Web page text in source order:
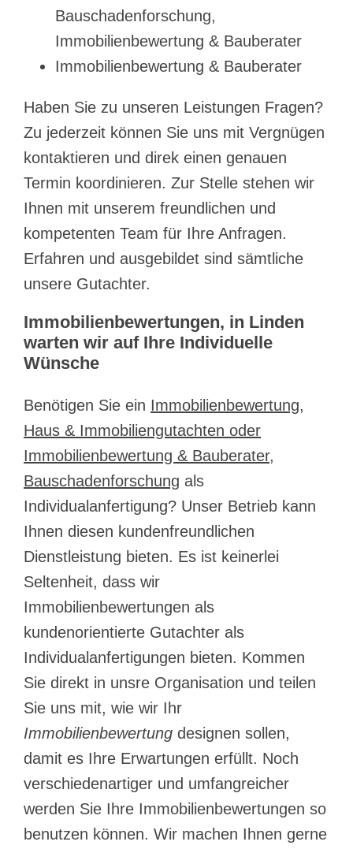
Bauschadenforschung,
Immobilienbewertung & Bauberater
Immobilienbewertung & Bauberater
Haben Sie zu unseren Leistungen Fragen?
Zu jederzeit können Sie uns mit Vergnügen
kontaktieren und direk einen genauen
Termin koordinieren. Zur Stelle stehen wir
Ihnen mit unserem freundlichen und
kompetenten Team für Ihre Anfragen.
Erfahren und ausgebildet sind sämtliche
unsere Gutachter.
Immobilienbewertungen, in Linden
warten wir auf Ihre Individuelle
Wünsche
Benötigen Sie ein Immobilienbewertung,
Haus & Immobiliengutachten oder
Immobilienbewertung & Bauberater,
Bauschadenforschung als
Individualanfertigung? Unser Betrieb kann
Ihnen diesen kundenfreundlichen
Dienstleistung bieten. Es ist keinerlei
Seltenheit, dass wir
Immobilienbewertungen als
kundenorientierte Gutachter als
Individualanfertigungen bieten. Kommen
Sie direkt in unsre Organisation und teilen
Sie uns mit, wie wir Ihr
Immobilienbewertung designen sollen,
damit es Ihre Erwartungen erfüllt. Noch
verschiedenartiger und umfangreicher
werden Sie Ihre Immobilienbewertungen so
benutzen können. Wir machen Ihnen gerne